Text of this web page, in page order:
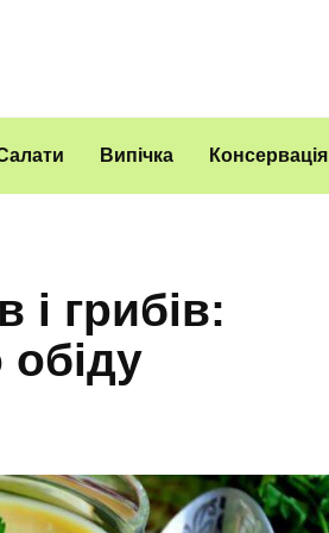
Випічка Консервація
і грибів:
обіду